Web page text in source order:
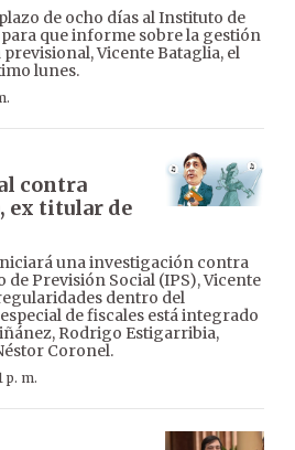
de ocho días al Instituto de
que informe sobre la gestión
Vicente Bataglia, el
lunes.
contra
ex titular de
una investigación contra
de Previsión Social (IPS), Vicente
dentro del
de fiscales está integrado
Rodrigo Estigarribia,
Coronel.
p. m.